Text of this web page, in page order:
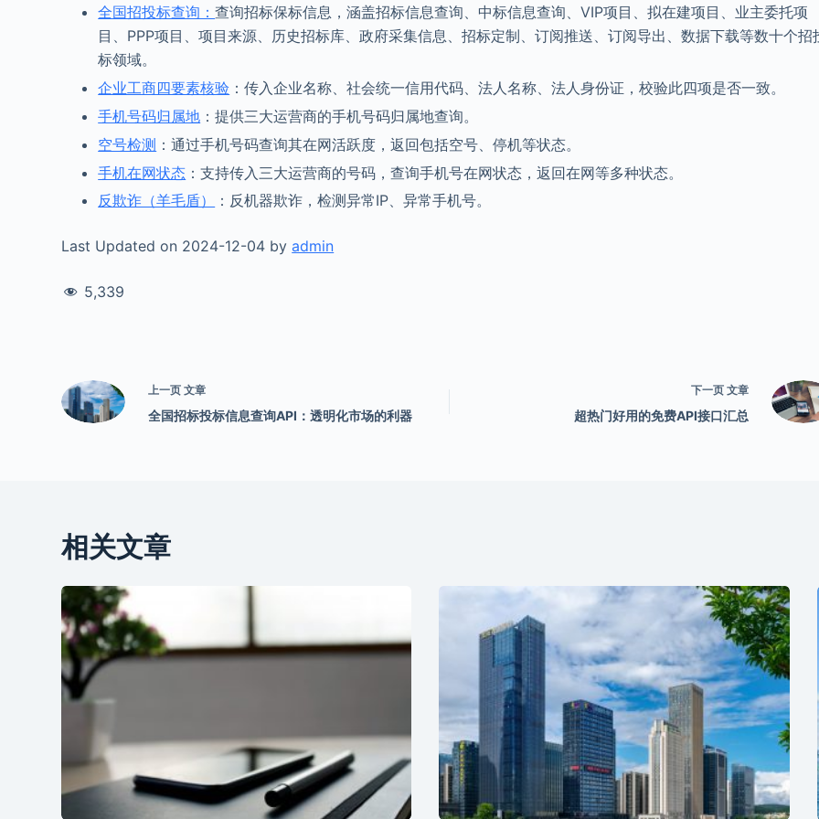
全国招投标查询：查询招标保标信息，涵盖招标信息查询、中标信息查询、VIP项目、拟在建项目、业主委托项
目、PPP项目、项目来源、历史招标库、政府采集信息、招标定制、订阅推送、订阅导出、数据下载等数十个招
标领域。
企业工商四要素核验 ：传入企业名称、社会统一信用代码、法人名称、法人身份证，校验此四项是否一致。
手机号码归属地 ：提供三大运营商的手机号码归属地查询。
空号检测 ：通过手机号码查询其在网活跃度，返回包括空号、停机等状态。
手机在网状态 ：支持传入三大运营商的号码，查询手机号在网状态，返回在网等多种状态。
反欺诈（羊毛盾）
：反机器欺诈，检测异常IP、异常手机号。
Last Updated on 2024-12-04 byadmin
5,339
上一页文章
全国招标投标信息查询API：透明化市场的利器
下一页 文章
超热门好用的免费API接口汇总
相关文章